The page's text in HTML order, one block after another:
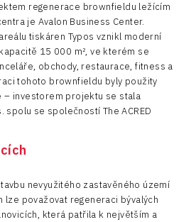
regenerace brownfieldu ležícím
je Avalon Business Center.
tiskáren Typos vznikl moderní
15 000 m², ve kterém se
obchody, restaurace, fitness a
tohoto brownfieldu byly použity
investorem projektu se stala
spolu se společností The ACRED
nevyužitého zastavěného území
lze považovat regeneraci bývalých
která patřila k největším a